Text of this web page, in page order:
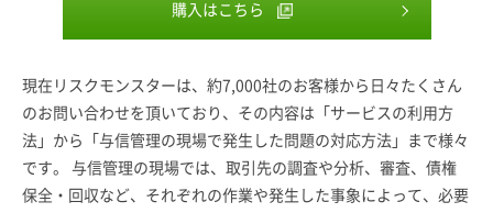
購入はこちら
現在リスクモンスターは、約7,000社のお客様から日々たくさん
のお問い合わせを頂いており、その内容は「サービスの利用方
法」から「与信管理の現場で発生した問題の対応方法」まで様々
です。 与信管理の現場では、取引先の調査や分析、審査、債権
保全・回収など、それぞれの作業や発生した事象によって、必要